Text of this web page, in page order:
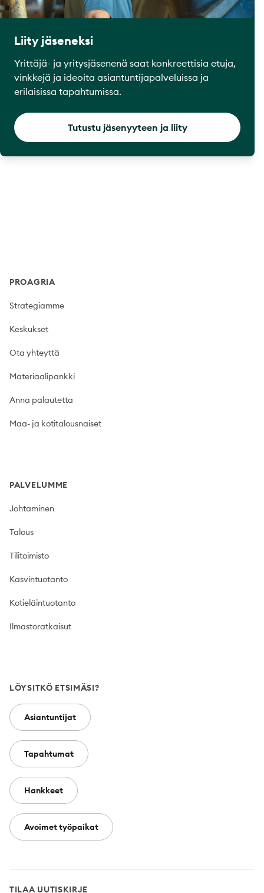
Liity jäseneksi
Yrittäjä- ja yritysjäsenenä saat konkreettisia etuja,
vinkkejä ja ideoita asiantuntijapalveluissa ja
erilaisissa tapahtumissa.
Tutustu jäsenyyteen ja liity
PROAGRIA
Strategiamme
Keskukset
Ota yhteyttä
Materiaalipankki
Anna palautetta
Maa- ja kotitalousnaiset
PALVELUMME
Johtaminen
Talous
Tilitoimisto
Kasvintuotanto
Kotieläintuotanto
Ilmastoratkaisut
LÖYSITKÖ ETSIMÄSI?
Asiantuntijat
Tapahtumat
Hankkeet
Avoimet työpaikat
TILAA UUTISKIRJE